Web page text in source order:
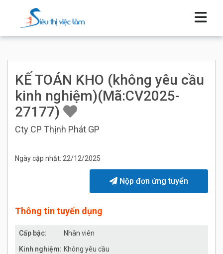
KẾ TOÁN KHO (không yêu cầu
kinh nghiệm)(Mã:CV2025-
27177)
Cty CP Thịnh Phát GP
Ngày cập nhật: 22/12/2025
Nộp đơn ứng tuyển
Thông tin tuyển dụng
Cấp bậc:
Nhân viên
Kinh nghiệm: Không yêu cầu